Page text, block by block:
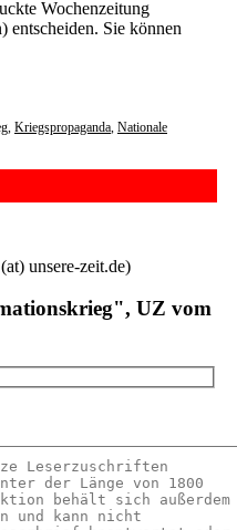
Wochenzeitung
entscheiden. Sie können
, Kriegspropaganda, Nationale
unsere-zeit.de)
UZ vom